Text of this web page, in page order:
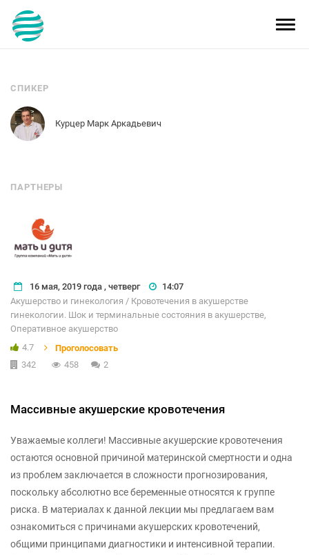
СПИКЕР
Курцер Марк Аркадьевич
ПАРТНЕРЫ
16 мая, 2019 года , четверг
14:07
Акушерство и гинекология / Кровотечения в акушерстве
гинекологии. Шок и терминальные состояния в акушерстве,
Оперативное акушерство
4.7
Проголосовать
342
458 2
Массивные акушерские кровотечения
Уважаемые коллеги! Массивные акушерские кровотечения
остаются основной причиной материнской смертности и одна
из проблем заключается в сложности прогнозирования,
поскольку абсолютно все беременные относятся к группе
риска. В материалах к данной лекции мы предлагаем вам
ознакомиться с причинами акушерских кровотечений,
общими принципами диагностики и интенсивной терапии.